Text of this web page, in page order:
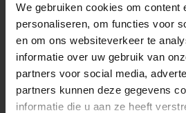
We gebruiken cookies om content
personaliseren, om functies voor
en om ons websiteverkeer te
informatie over uw gebruik van
partners voor social media,
partners kunnen deze gegevens
informatie die u aan ze heeft
Chemodol Massage-